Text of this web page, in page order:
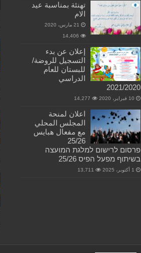
تهنئة بمناسبة عيد
الام
21 مارس، 2020
14,406
إعلان عن بدء
التسجيل للروضة/
للبستان للعام
الدراسي
2021/2020
10 فبراير، 2020 14,277
اعلان لمنحة
المجلس المحلي
مع مفعال هبايس
25/26
פרסום לרישום למלגת המועצה
בשיתוף מפעל הפיס 25/26
1 أكتوبر، 2025 13,711